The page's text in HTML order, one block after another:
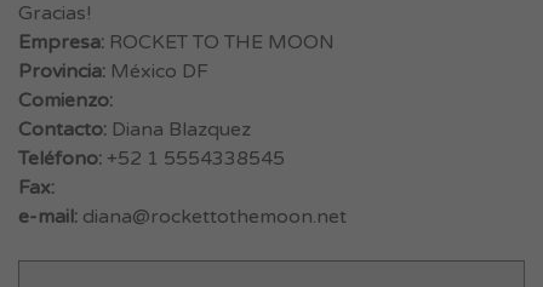
Gracias!
Empresa: ROCKET TO THE MOON
Provincia: México DF
Comienzo:
Contacto: Diana Blazquez
Teléfono: +52 1 5554338545
Fax:
e-mail: diana@rockettothemoon.net